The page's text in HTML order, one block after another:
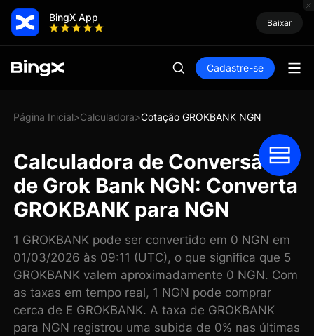
BingX App Baixar
Cadastre-se
Página Inicial>Calculadora>Cotação GROKBANK NGN
Calculadora de Conversão
de Grok Bank NGN: Converta
GROKBANK para NGN
1 GROKBANK pode ser convertido em 0 NGN em
01/03/2026 às 09:11 (UTC), o que significa que 5
GROKBANK valem aproximadamente 0 NGN. Com
as taxas em tempo real, 1 NGN pode comprar
cerca de E GROKBANK. A taxa de GROKBANK
para NGN registrou uma subida de 0% nas últimas